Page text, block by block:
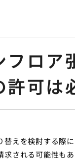
ロア
可は
えを検討する際
される可能性も